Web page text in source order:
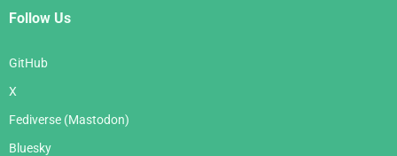
Follow Us
GitHub
X
Fediverse (Mastodon)
Bluesky